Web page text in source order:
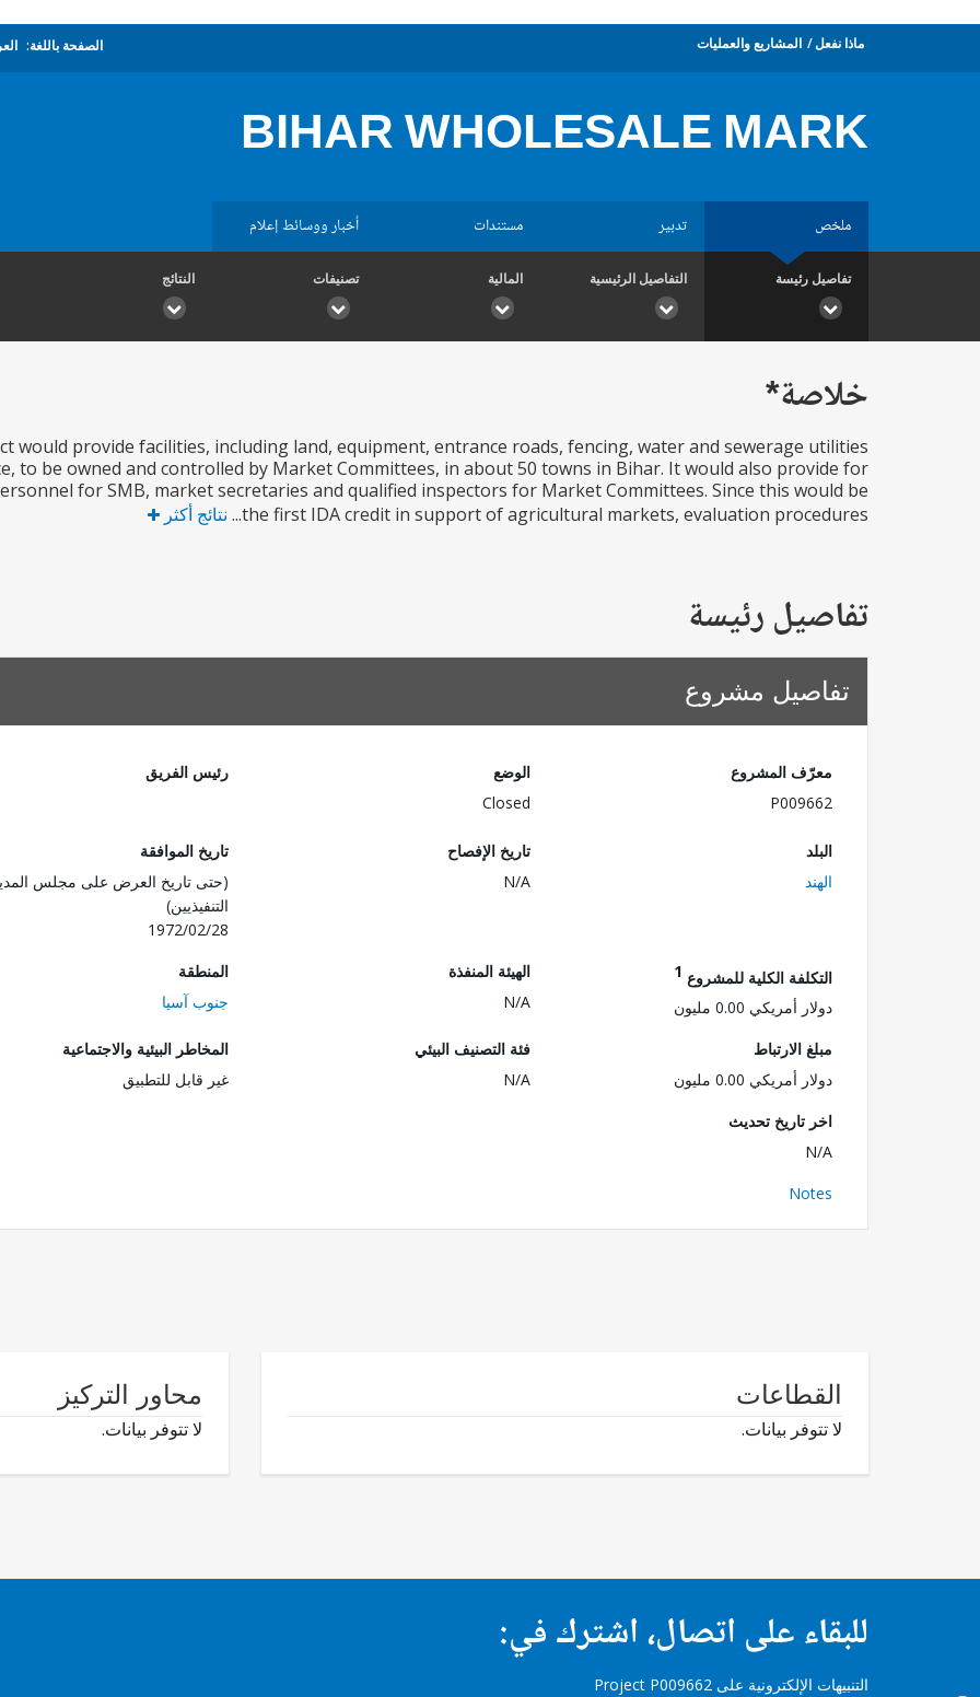
ماذا نفعل المشاريع والعمليات الصفحة باللغة:
BIHAR WHOLESALE MARK
ملخص تدبير مستندات أخبار ووسائط إعلام
تفاصيل رئيسة التفاصيل الرئيسية المالية تصنيفات النتائج
خلاصة*
would provide facilities, including land, equipment, entrance roads, fencing, water and sewerage utilities
to be owned and controlled by Market Committees, in about 50 towns in Bihar. It would also provide for
for SMB, market secretaries and qualified inspectors for Market Committees. Since this would be
the first IDA credit in support of agricultural markets, evaluation procedures...
نتائج أكثر
تفاصيل رئيسة
تفاصيل مشروع
معرّف المشروع
P009662
الوضع
Closed
رئيس الفريق
البلد
الهند
تاريخ الإفصاح
N/A
تاريخ الموافقة
(حتى تاريخ العرض على مجلس
التنفيذيين)
1972/02/28
التكلفة الكلية للمشروع 1
دولار أمريكي 0.00 مليون
الهيئة المنفذة
N/A
المنطقة
جنوب آسيا
مبلغ الارتباط
دولار أمريكي 0.00 مليون
فئة التصنيف البيئي
N/A
المخاطر البيئية والاجتماعية
غير قابل للتطبيق
اخر تاريخ تحديث
N/A
Notes
القطاعات
لا تتوفر بيانات.
محاور التركيز
لا تتوفر بيانات.
للبقاء على اتصال، اشترك في:
التنبيهات الإلكترونية على Project P009662